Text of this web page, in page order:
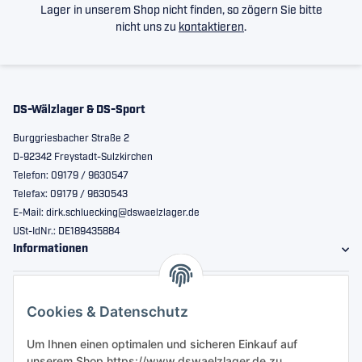
Cookies & Datenschutz
Um Ihnen einen optimalen und sicheren Einkauf auf
Lager in unserem Shop nicht finden, so zögern Sie bitte
nicht uns zu kontaktieren.
DS-Wälzlager & DS-Sport
Burggriesbacher Straße 2
D-92342 Freystadt-Sulzkirchen
Telefon: 09179 / 9630547
Telefax: 09179 / 9630543
E-Mail: dirk.schluecking@dswaelzlager.de
USt-IdNr.: DE189435884
Informationen